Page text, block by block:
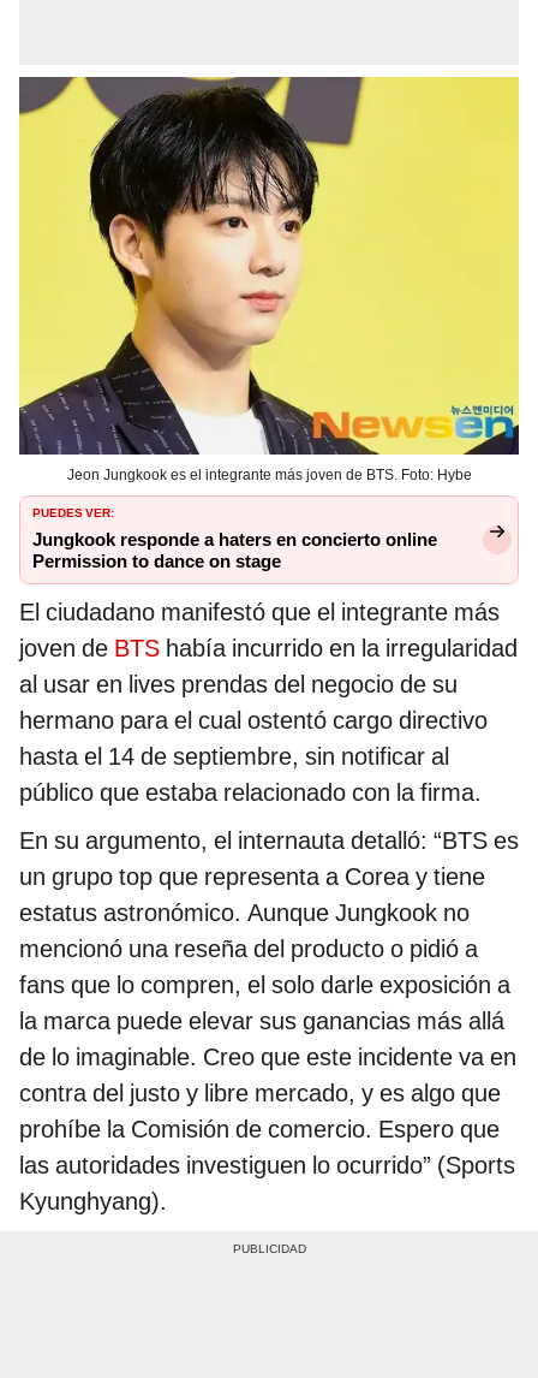
Jeon Jungkook es el integrante más joven de BTS. Foto: Hybe
PUEDES VER:
Jungkook responde a haters en concierto online
Permission to dance on stage
El ciudadano manifestó que el integrante más
joven de BTS había incurrido en la irregularidad
al usar en lives prendas del negocio de su
hermano para el cual ostentó cargo directivo
hasta el 14 de septiembre, sin notificar al
público que estaba relacionado con la firma.
En su argumento, el internauta detalló: “BTS es
un grupo top que representa a Corea y tiene
estatus astronómico. Aunque Jungkook no
mencionó una reseña del producto o pidió a
fans que lo compren, el solo darle exposición a
la marca puede elevar sus ganancias más allá
de lo imaginable. Creo que este incidente va en
contra del justo y libre mercado, y es algo que
prohíbe la Comisión de comercio. Espero que
las autoridades investiguen lo ocurrido” (Sports
Kyunghyang).